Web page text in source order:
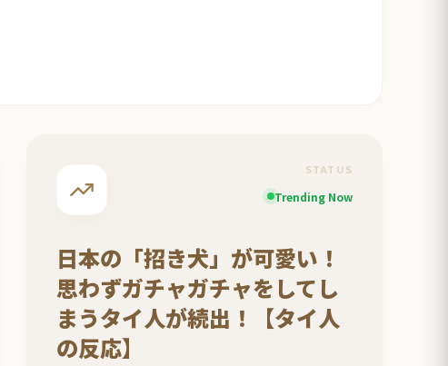
STATUS
Trending Now
日本の「招き犬」が可愛い！
思わずガチャガチャをしてし
まうタイ人が続出！【タイ人
の反応】